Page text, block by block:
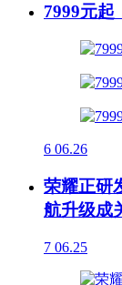
7999元
6 06.26
荣耀正研
航升级成
7 06.25